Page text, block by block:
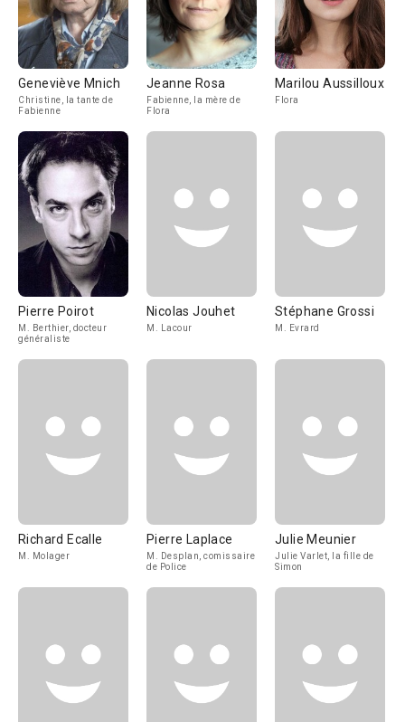
Geneviève Mnich
Christine, la tante de
Fabienne
Jeanne Rosa
Fabienne, la mère de
Flora
Marilou Aussilloux
Flora
Pierre Poirot
M. Berthier, docteur
généraliste
Nicolas Jouhet
M. Lacour
Stéphane Grossi
M. Evrard
Richard Ecalle
M. Molager
Pierre Laplace
M. Desplan, comissaire
de Police
Julie Meunier
Julie Varlet, la fille de
Simon